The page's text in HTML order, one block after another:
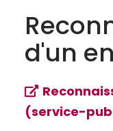
d'un
(service-